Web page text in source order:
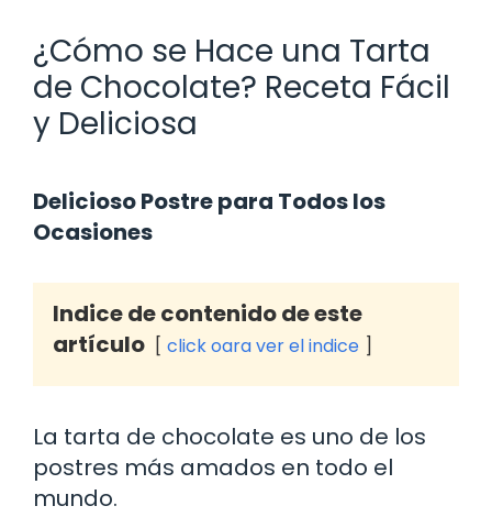
¿Cómo se Hace una Tarta
de Chocolate? Receta Fácil
y Deliciosa
Delicioso Postre para Todos los
Ocasiones
Indice de contenido de este
artículo
click oara ver el indice
La tarta de chocolate es uno de los
postres más amados en todo el
mundo.